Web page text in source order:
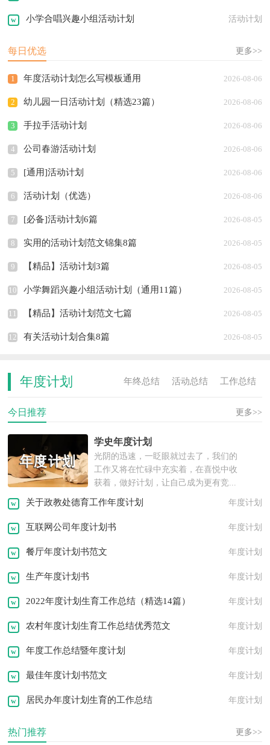
小学合唱兴趣小组活动计划 活动计划
每日优选 更多>>
1 年度活动计划怎么写模板通用 2026-08-06
2 幼儿园一日活动计划（精选23篇） 2026-08-06
3 手拉手活动计划 2026-08-06
4 公司春游活动计划 2026-08-06
5 [通用]活动计划 2026-08-06
6 活动计划（优选） 2026-08-06
7 [必备]活动计划6篇 2026-08-05
8 实用的活动计划范文锦集8篇 2026-08-05
9 【精品】活动计划3篇 2026-08-05
10 小学舞蹈兴趣小组活动计划（通用11篇） 2026-08-05
11 【精品】活动计划范文七篇 2026-08-05
12 有关活动计划合集8篇 2026-08-05
年度计划 工作总结
活动总结
年终总结
实习总结
实践报告
实习报告
离职报告
述职报告
工作方案
策划书
演讲稿
祝福语
问候语
今日推荐 更多>>
学史年度计划
光阴的迅速，一眨眼就过去了，我们的
工作又将在忙碌中充实着，在喜悦中收
获着，做好计划，让自己成为更有竞...
关于政教处德育工作年度计划 年度计划
互联网公司年度计划书 年度计划
餐厅年度计划书范文 年度计划
生产年度计划书 年度计划
2022年度计划生育工作总结（精选14篇） 年度计划
农村年度计划生育工作总结优秀范文 年度计划
年度工作总结暨年度计划 年度计划
最佳年度计划书范文 年度计划
居民办年度计划生育的工作总结 年度计划
热门推荐 更多>>